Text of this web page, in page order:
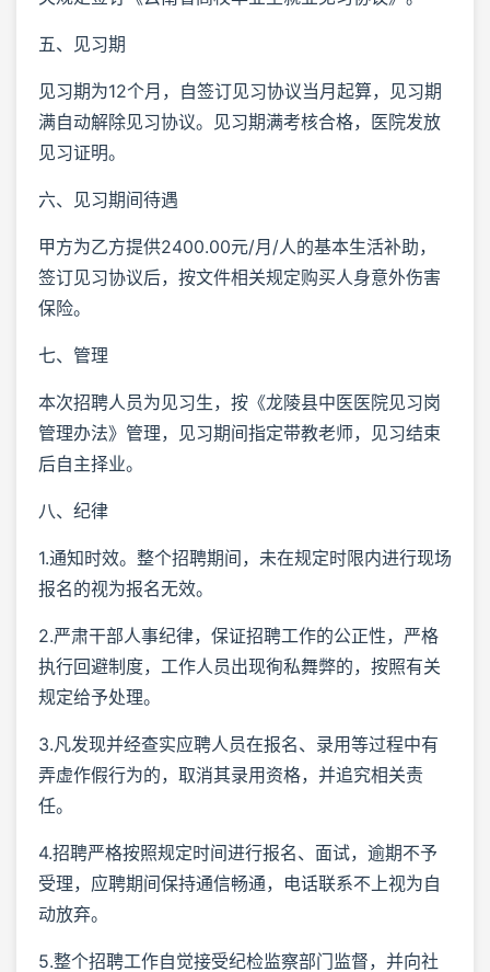
五、见习期
见习期为12个月，自签订见习协议当月起算，见习期
满自动解除见习协议。见习期满考核合格，医院发放
见习证明。
六、见习期间待遇
甲方为乙方提供2400.00元/月/人的基本生活补助，
签订见习协议后，按文件相关规定购买人身意外伤害
保险。
七、管理
本次招聘人员为见习生，按《龙陵县中医医院见习岗
管理办法》管理，见习期间指定带教老师，见习结束
后自主择业。
八、纪律
1.通知时效。整个招聘期间，未在规定时限内进行现场
报名的视为报名无效。
2.严肃干部人事纪律，保证招聘工作的公正性，严格
执行回避制度，工作人员出现徇私舞弊的，按照有关
规定给予处理。
3.凡发现并经查实应聘人员在报名、录用等过程中有
弄虚作假行为的，取消其录用资格，并追究相关责
任。
4.招聘严格按照规定时间进行报名、面试，逾期不予
受理，应聘期间保持通信畅通，电话联系不上视为自
动放弃。
5.整个招聘工作自觉接受纪检监察部门监督，并向社